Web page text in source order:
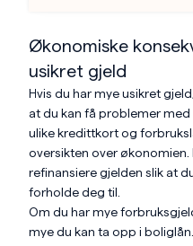
Økonomiske
usikret gjeld
Hvis du har mye usikret
at du kan få problemer
ulike kredittkort og
oversikten over
refinansiere gjelden slik at
forholde deg til.
Om du har mye
mye du kan ta opp i